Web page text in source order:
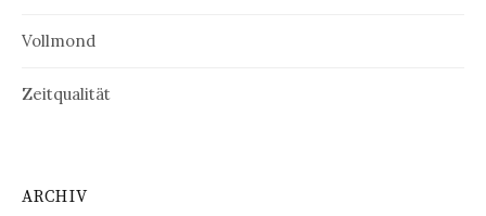
Vollmond
Zeitqualität
ARCHIV